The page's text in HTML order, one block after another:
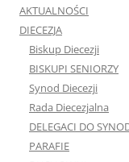
AKTUALNOŚCI
DIECEZJA
Biskup Diecezji
BISKUPI SENIORZY
Synod Diecezji
Rada Diecezjalna
DELEGACI DO
PARAFIE